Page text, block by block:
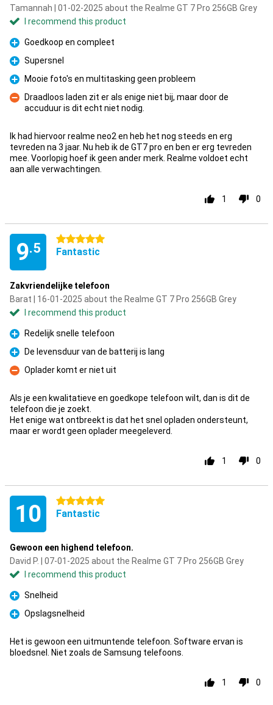
Tamannah | 01-02-2025 about the Realme GT 7 Pro 256GB Grey
I recommend this product
Pro
Goedkoop en compleet
Pro
Supersnel
Pro
Mooie foto's en multitasking geen probleem
Con
Draadloos laden zit er als enige niet bij, maar door de
accuduur is dit echt niet nodig.
Ik had hiervoor realme neo2 en heb het nog steeds en erg
tevreden na 3 jaar. Nu heb ik de GT7 pro en ben er erg tevreden
mee. Voorlopig hoef ik geen ander merk. Realme voldoet echt
aan alle verwachtingen.
1 0
9.5
5 stars
Fantastic
Zakvriendelijke telefoon
Barat | 16-01-2025 about the Realme GT 7 Pro 256GB Grey
I recommend this product
Pro
Redelijk snelle telefoon
Pro
De levensduur van de batterij is lang
Con
Oplader komt er niet uit
Als je een kwalitatieve en goedkope telefoon wilt, dan is dit de
telefoon die je zoekt.
Het enige wat ontbreekt is dat het snel opladen ondersteunt,
maar er wordt geen oplader meegeleverd.
1 0
10 5 stars
Fantastic
Gewoon een highend telefoon.
David P. | 07-01-2025 about the Realme GT 7 Pro 256GB Grey
I recommend this product
Pro
Snelheid
Pro
Opslagsnelheid
Het is gewoon een uitmuntende telefoon. Software ervan is
bloedsnel. Niet zoals de Samsung telefoons.
1 0